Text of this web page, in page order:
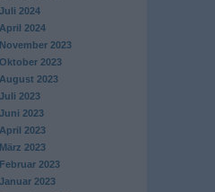
Juli 2024
April 2024
November 2023
Oktober 2023
August 2023
Juli 2023
Juni 2023
April 2023
März 2023
Februar 2023
Januar 2023